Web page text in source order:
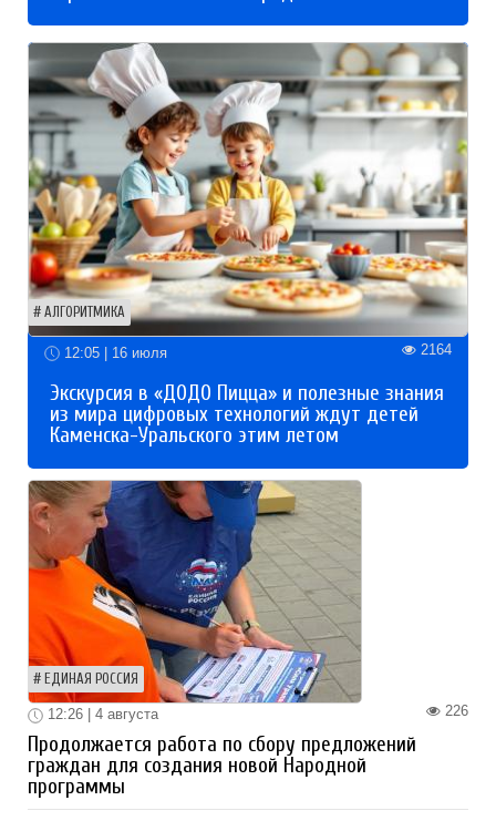
АЛГОРИТМИКА
12:05 | 16 июля 2164
Экскурсия в «ДОДО Пицца» и полезные знания
из мира цифровых технологий ждут детей
Каменска-Уральского этим летом
ЕДИНАЯ РОССИЯ
226
12:26 | 4 августа
Продолжается работа по сбору предложений
граждан для создания новой Народной
программы